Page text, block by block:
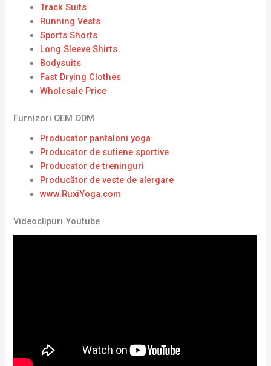
Track Suits
Running Vests
Sports Shorts
Long Sleeve Shirts
Bodysuits
Fast Drying Clothes
Wholesale Price
Furnizori OEM ODM
Producator pantaloni yoga
Producator de sutiene sportive
Producator de treninguri
Producător de veste de alergare
www.RuxiYoga.com
Videoclipuri Youtube